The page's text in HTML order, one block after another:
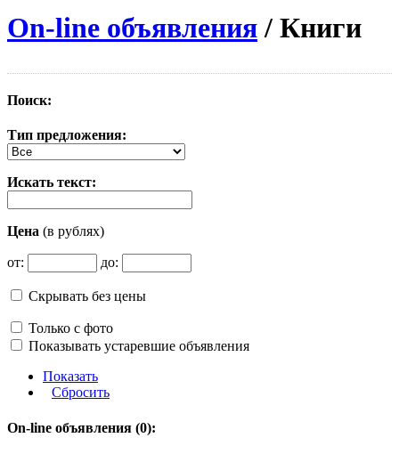
On-line объявления/ Книги
Поиск:
Тип предложения:
Искать текст:
Цена (в рублях)
от: до:
Скрывать без цены
Только с фото
Показывать устаревшие объявления
Показать
Сбросить
On-line объявления (0):